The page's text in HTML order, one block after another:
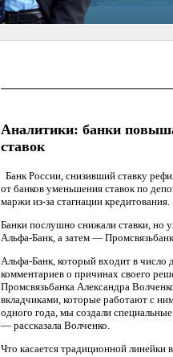
Аналитики: банки
ставок
Банк России, снизивший ставку
от банков уменьшения ставок по
маржи из-за стагнации кредитования.
Банки послушно снижали ставки, но
Альфа-Банк, а затем —
Альфа-Банк, который входит в число
комментариев о причинах своего
Промсвязьбанка Александра
вкладчиками, которые работают с
одного года, мы создали
— рассказала Волченко.
Что касается традиционной линейки